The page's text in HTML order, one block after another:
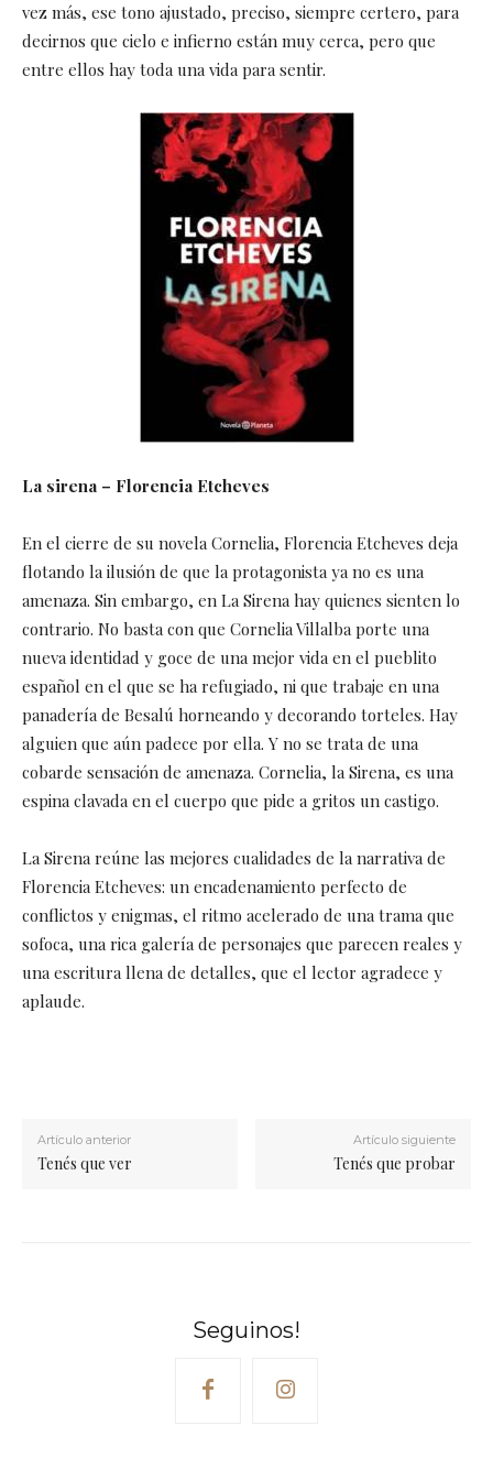
vez más, ese tono ajustado, preciso, siempre certero, para
decirnos que cielo e infierno están muy cerca, pero que
entre ellos hay toda una vida para sentir.
La sirena – Florencia Etcheves
En el cierre de su novela Cornelia, Florencia Etcheves deja
flotando la ilusión de que la protagonista ya no es una
amenaza. Sin embargo, en La Sirena hay quienes sienten lo
contrario. No basta con que Cornelia Villalba porte una
nueva identidad y goce de una mejor vida en el pueblito
español en el que se ha refugiado, ni que trabaje en una
panadería de Besalú horneando y decorando torteles. Hay
alguien que aún padece por ella. Y no se trata de una
cobarde sensación de amenaza. Cornelia, la Sirena, es una
espina clavada en el cuerpo que pide a gritos un castigo.
La Sirena reúne las mejores cualidades de la narrativa de
Florencia Etcheves: un encadenamiento perfecto de
conflictos y enigmas, el ritmo acelerado de una trama que
sofoca, una rica galería de personajes que parecen reales y
una escritura llena de detalles, que el lector agradece y
aplaude.
Artículo anterior
Tenés que ver
Artículo siguiente
Tenés que probar
Seguinos!